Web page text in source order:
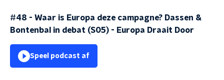
#48 - Waar is Europa deze campagne? Dassen &
Bontenbal in debat (S05) - Europa Draait Door
Speel podcast af